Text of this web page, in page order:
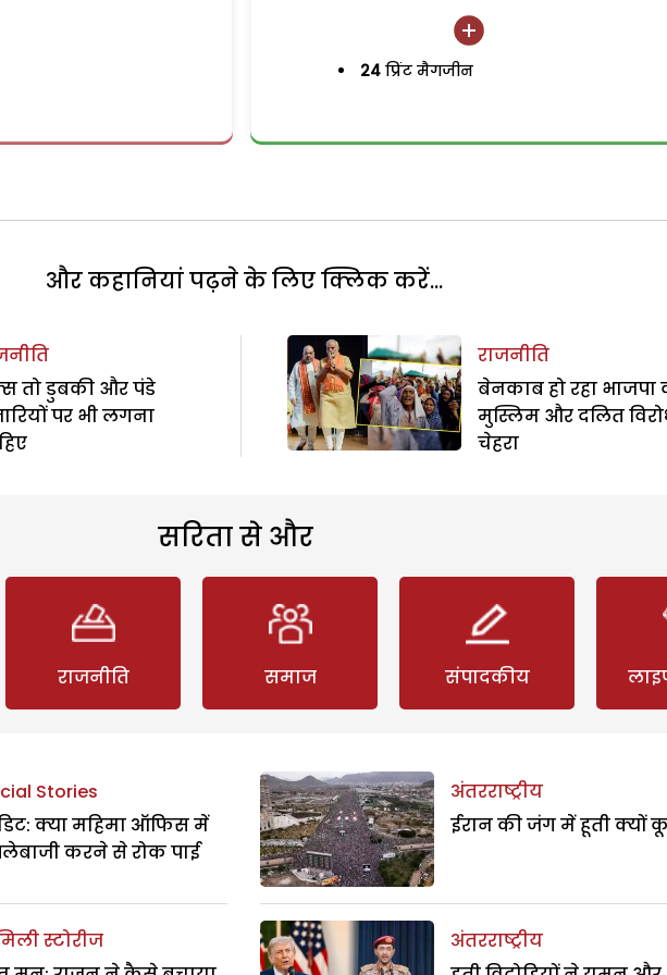
24 प्रिंट मैगजीन
और कहानियां पढ़ने के लिए क्लिक करें...
तो डुबकी और पंडे
पर भी लगना
राजनीति
बेनकाब हो रहा भाजपा
मुस्लिम और दलित
चेहरा
सरिता से और
राजनीति समाज संपादकीय
Stories
क्या महिमा ऑफिस में
करने से रोक पाई
स्टोरीज
अंतरराष्ट्रीय
ईरान की जंग में हूती क्यों
अंतरराष्ट्रीय